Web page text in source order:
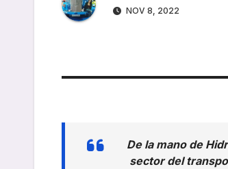
NOV 8, 2022
De la mano de
sector del